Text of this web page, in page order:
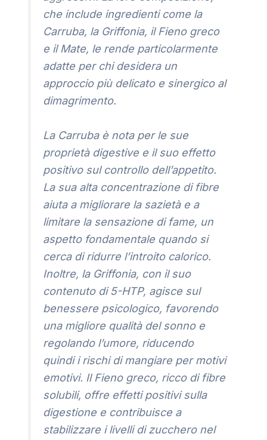
che include ingredienti come la
Carruba, la Griffonia, il Fieno greco
e il Mate, le rende particolarmente
adatte per chi desidera un
approccio più delicato e sinergico al
dimagrimento.
La Carruba è nota per le sue
proprietà digestive e il suo effetto
positivo sul controllo dell’appetito.
La sua alta concentrazione di fibre
aiuta a migliorare la sazietà e a
limitare la sensazione di fame, un
aspetto fondamentale quando si
cerca di ridurre l’introito calorico.
Inoltre, la Griffonia, con il suo
contenuto di 5-HTP, agisce sul
benessere psicologico, favorendo
una migliore qualità del sonno e
regolando l’umore, riducendo
quindi i rischi di mangiare per motivi
emotivi. Il Fieno greco, ricco di fibre
solubili, offre effetti positivi sulla
digestione e contribuisce a
stabilizzare i livelli di zucchero nel